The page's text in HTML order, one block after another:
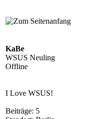
KaBe
WSUS Neuling
Offline
I Love WSUS!
Beiträge: 5